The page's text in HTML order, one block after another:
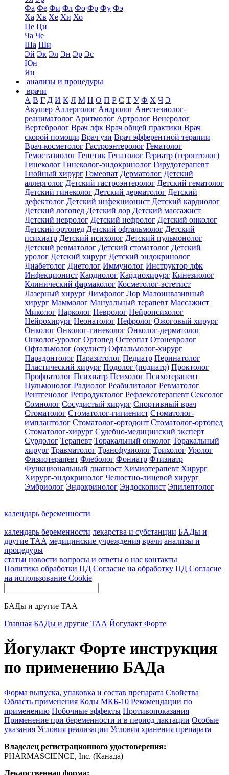
Фа Фе Фи Фл Фо Фр Фу Фэ
Ха Хв Хе Хи Хо
Це Ци
Ча Че
Ша Ши
Эй Эк Эл Эн Эр Эс
Юн
Ян
анализы и процедуры
врачи
А В Г Д И К Л М Н О П Р С Т У Ф Х Ч Э
Акушер Аллерголог Андролог Анестезиолог-
реаниматолог Аритмолог Артролог Венеролог
Вертебролог Врач лфк Врач общей практики Врач
скорой помощи Врач узи Врач эфферентной терапии
Врач-косметолог Гастроэнтеролог Гематолог
Гемостазиолог Генетик Гепатолог Гериатр (геронтолог)
Гинеколог Гинеколог-эндокринолог Гирудотерапевт
Гнойный хирург Гомеопат Дерматолог Детский
аллерголог Детский гастроэнтеролог Детский гематолог
Детский гинеколог Детский дерматолог Детский
дефектолог Детский инфекционист Детский кардиолог
Детский логопед Детский лор Детский массажист
Детский невролог Детский нефролог Детский онколог
Детский ортопед Детский офтальмолог Детский
психиатр Детский психолог Детский пульмонолог
Детский ревматолог Детский стоматолог Детский
уролог Детский хирург Детский эндокринолог
Диабетолог Диетолог Иммунолог Инструктор лфк
Инфекционист Кардиолог Кардиохирург Кинезиолог
Клинический фармаколог Косметолог-эстетист
Лазерный хирург Лимфолог Лор Малоинвазивный
хирург Маммолог Мануальный терапевт Массажист
Миколог Нарколог Невролог Нейропсихолог
Нейрохирург Неонатолог Нефролог Ожоговый хирург
Онколог Онколог-гинеколог Онколог-дерматолог
Онколог-уролог Ортопед Остеопат Отоневролог
Офтальмолог (окулист) Офтальмолог-хирург
Парадонтолог Паразитолог Педиатр Перинатолог
Пластический хирург Подолог (подиатр) Проктолог
Профпатолог Психиатр Психолог Психотерапевт
Пульмонолог Радиолог Реабилитолог Ревматолог
Рентгенолог Репродуктолог Рефлексотерапевт Сексолог
Сомнолог Сосудистый хирург Спортивный врач
Стоматолог Стоматолог-гигиенист Стоматолог-
имплантолог Стоматолог-ортодонт Стоматолог-ортопед
Стоматолог-хирург Судебно-медицинский эксперт
Сурдолог Терапевт Торакальный онколог Торакальный
хирург Травматолог Трансфузиолог Трихолог Уролог
Физиотерапевт Флеболог Фониатр Фтизиатр
Функциональный диагност Химиотерапевт Хирург
Хирург-эндокринолог Челюстно-лицевой хирург
Эмбриолог Эндокринолог Эндоскопист Эпилептолог
календарь беременности
календарь беременности лекарства и субстанции БАДы и
другие ТАА медицинские учреждения врачи анализы и
процедуры
статьи новости вопросы и ответы о нас контакты
Политика обработки ПД Согласие на обработку ПД Согласие
на использование Cookie
БАДы и другие ТАА
Главная БАДы и другие ТАА Йогулакт Форте
Йогулакт Форте инструкция
по применению БАДа
Форма выпуска, упаковка и состав препарата Свойства
Область применения Коды МКБ-10 Рекомендации по
применению Побочные эффекты Противопоказания
Применение при беременности и в период лактации Особые
указания Условия реализации Условия хранения препарата
Владелец регистрационного удостоверения:
PHARMASCIENCE, Inc. (Канада)
Лекарственная форма: